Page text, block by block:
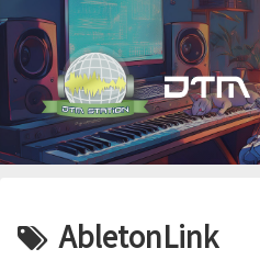
AbletonLink